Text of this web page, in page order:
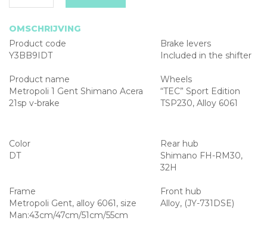
OMSCHRIJVING
Product code
Y3BB9IDT
Brake levers
Included in the shifter
Product name
Metropoli 1 Gent Shimano Acera
21sp v-brake
Wheels
“TEC” Sport Edition
TSP230, Alloy 6061
Color
DT
Rear hub
Shimano FH-RM30,
32H
Frame
Metropoli Gent, alloy 6061, size
Man:43cm/47cm/51cm/55cm
Front hub
Alloy, (JY-731DSE)